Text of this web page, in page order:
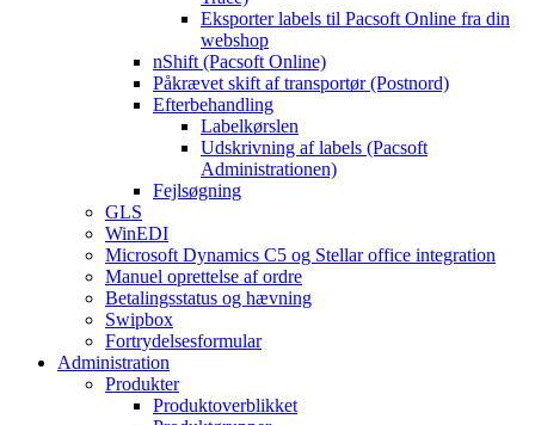
Eksporter labels til Pacsoft Online fra din
webshop
nShift (Pacsoft Online)
Påkrævet skift af transportør (Postnord)
Efterbehandling
Labelkørslen
Udskrivning af labels (Pacsoft
Administrationen)
Fejlsøgning
GLS
WinEDI
Microsoft Dynamics C5 og Stellar office integration
Manuel oprettelse af ordre
Betalingsstatus og hævning
Swipbox
Fortrydelsesformular
Administration
Produkter
Produktoverblikket